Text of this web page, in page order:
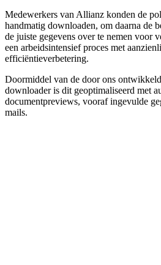
Medewerkers van Allianz konden de
handmatig downloaden, om daarna de
de juiste gegevens over te nemen voor
een arbeidsintensief proces met
efficiëntieverbetering.
Doormiddel van de door ons
downloader is dit geoptimaliseerd met
documentpreviews, vooraf ingevulde
mails.